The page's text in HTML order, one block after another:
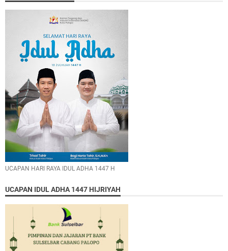
UCAPAN HARI RAYA IDUL ADHA 1447 H
UCAPAN IDUL ADHA 1447 HIJRIYAH